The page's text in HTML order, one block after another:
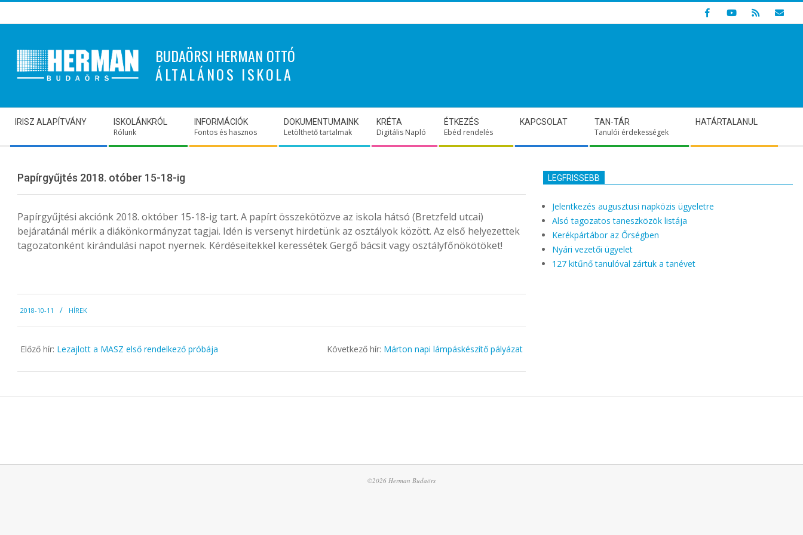
to
BUDAÖRSI HERMAN OTTÓ
ÁLTALÁNOS ISKOLA
Navigation
Menu
IRISZ ALAPÍTVÁNY ISKOLÁNKRÓL
Rólunk
INFORMÁCIÓK
Fontos és hasznos
DOKUMENTUMAINK
Letölthető tartalmak
KRÉTA
Digitális Napló
ÉTKEZÉS
Ebéd rendelés
KAPCSOLAT TAN-TÁR
Tanulói érdekességek
HATÁRTALANUL
Papírgyűjtés 2018. otóber 15-18-ig
Papírgyűjtési akciónk 2018. október 15-18-ig tart. A papírt összekötözve az iskola hátsó (Bretzfeld utcai)
bejáratánál mérik a diákönkormányzat tagjai. Idén is versenyt hirdetünk az osztályok között. Az első helyezettek
tagozatonként kirándulási napot nyernek. Kérdéseitekkel keressétek Gergő bácsit vagy osztályfőnökötöket!
10-
11
2018-10-11 HÍREK
Előző hír: Lezajlott a MASZ első rendelkező próbája Következő hír: Márton napi lámpáskészítő pályázat
LEGFRISSEBB
Jelentkezés augusztusi napközis ügyeletre
Alsó tagozatos taneszközök listája
Kerékpártábor az Őrségben
Nyári vezetői ügyelet
127 kitűnő tanulóval zártuk a tanévet
©2026 Herman Budaörs